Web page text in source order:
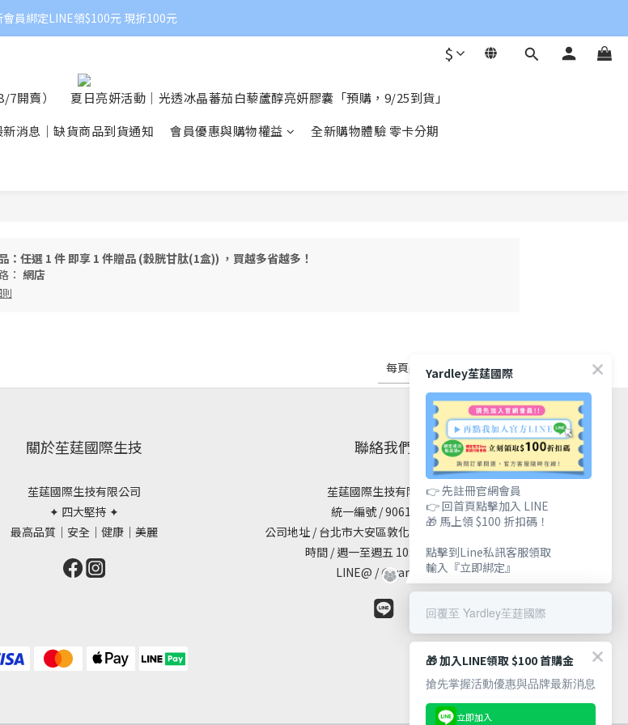
會員綁定LINE領$100元 現折100元
$
開賣）
夏日亮妍活動｜光透冰晶蕃茄白藜蘆醇亮妍膠囊「預購，9/25到貨」
新消息｜缺貨商品到貨通知 會員優惠與購物權益
全新購物體驗 零卡分期
：任選 1 件 即享 1 件贈品 (穀胱甘肽(1盒)) ，買越多省越多！
： 網店
每頁顯示 24 個
關於苼莛國際生技
苼莛國際生技有限公司
✦ 四大堅持 ✦
最高品質｜安全｜健康｜美麗
聯絡我們
苼莛國際生技有限公司
統一編號 / 90615838
公司地址 / 台北市大安區敦化南路二段65號19樓
時間 / 週一至週五 10:00 - 18:00
LINE@ / @yardley
Yardley苼莛國際
👉 先註冊官網會員
👉 回首頁點擊加入 LINE
🎁 馬上領 $100 折扣碼！
點擊到Line私訊客服領取
輸入『立即綁定』
回覆至 Yardley苼莛國際
🎁 加入LINE領取 $100 首購金
搶先掌握活動優惠與品牌最新消息
立即加入